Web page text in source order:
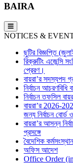
BAIRA
NOTICES &
ছুটির বিজ্ঞপ্তি
রিক্রুটিং এজেন্সি
প্রেরণ।
বায়রা’র সদস্যপদ
নির্বাচন
নির্বাচন তফসিল
বায়রা’র 2026-2028
জন্য নির্বাচন বোর্ড
বায়রা’র আসন্ন
প্রসঙ্গে
বৈদেশিক
অফিস আদেশ
Office Order